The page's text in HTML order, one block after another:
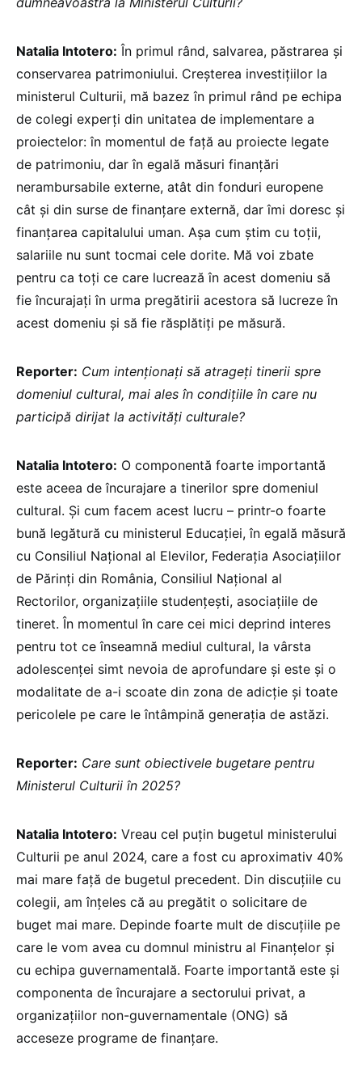
Natalia Intotero: În primul rând, salvarea, păstrarea și
conservarea patrimoniului. Creșterea investițiilor la
ministerul Culturii, mă bazez în primul rând pe echipa
de colegi experți din unitatea de implementare a
proiectelor: în momentul de față au proiecte legate
de patrimoniu, dar în egală măsuri finanțări
nerambursabile externe, atât din fonduri europene
cât și din surse de finanțare externă, dar îmi doresc și
finanțarea capitalului uman. Așa cum știm cu toții,
salariile nu sunt tocmai cele dorite. Mă voi zbate
pentru ca toți ce care lucrează în acest domeniu să
fie încurajați în urma pregătirii acestora să lucreze în
acest domeniu și să fie răsplătiți pe măsură.
Reporter: Cum intenționați să atrageți tinerii spre
domeniul cultural, mai ales în condițiile în care nu
participă dirijat la activități culturale?
Natalia Intotero: O componentă foarte importantă
este aceea de încurajare a tinerilor spre domeniul
cultural. Și cum facem acest lucru – printr-o foarte
bună legătură cu ministerul Educației, în egală măsură
cu Consiliul Național al Elevilor, Federația Asociațiilor
de Părinți din România, Consiliul Național al
Rectorilor, organizațiile studențești, asociațiile de
tineret. În momentul în care cei mici deprind interes
pentru tot ce înseamnă mediul cultural, la vârsta
adolescenței simt nevoia de aprofundare și este și o
modalitate de a-i scoate din zona de adicție și toate
pericolele pe care le întâmpină generația de astăzi.
Reporter: Care sunt obiectivele bugetare pentru
Ministerul Culturii în 2025?
Natalia Intotero: Vreau cel puțin bugetul ministerului
Culturii pe anul 2024, care a fost cu aproximativ 40%
mai mare față de bugetul precedent. Din discuțiile cu
colegii, am înțeles că au pregătit o solicitare de
buget mai mare. Depinde foarte mult de discuțiile pe
care le vom avea cu domnul ministru al Finanțelor și
cu echipa guvernamentală. Foarte importantă este și
componenta de încurajare a sectorului privat, a
organizațiilor non-guvernamentale (ONG) să
acceseze programe de finanțare.